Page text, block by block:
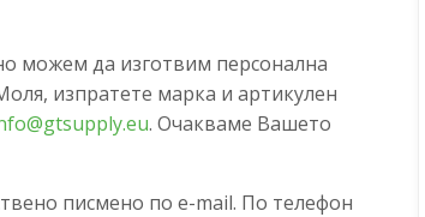
можем да изготвим персонална
изпратете марка и артикулен
. Очакваме Вашето
писмено по e-mail. По телефон